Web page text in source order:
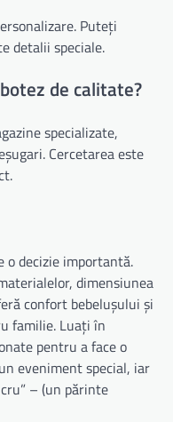
Puteți
detalii speciale.
de calitate?
specializate,
Cercetarea este
o decizie importantă.
dimensiunea
confort bebelușului și
familie. Luați în
pentru a face o
eveniment special, iar
– (un părinte